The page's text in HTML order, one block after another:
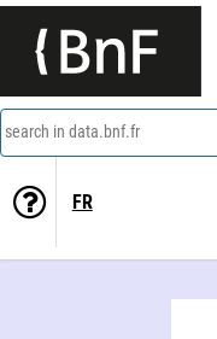
search in data.bnf.fr
FR